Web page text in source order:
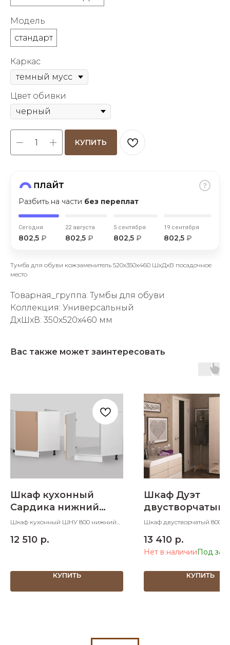
Модель
стандарт
Каркас
Цвет обивки
КУПИТЬ
Разбить на части без переплат
Сегодня
802,5 ₽
22 августа
802,5 ₽
5 сентября
802,5 ₽
19 сентября
802,5₽
недели
8 800 302-02-51
Тумба для обуви кожзаменитель 520х350х460 ШхДхВ посадочное
место
Товарная_группа: Тумбы для обуви
Коллекция: Универсальный
ДxШxВ: 350x520x460 мм
Вас также может заинтересовать
Шкаф кухонный
Сардика нижний
угловой 800 мм
Шкаф кухонный ШНУ 800 нижний
12 510 р.
КУПИТЬ
Шкаф Дуэт
двустворчатый
800х500х2200
Шкаф двустворчатый
13 410 р.
Нет в наличии
КУПИТЬ